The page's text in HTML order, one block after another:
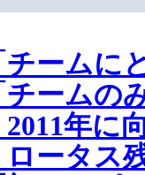
ームに
ームの
年に
ータス